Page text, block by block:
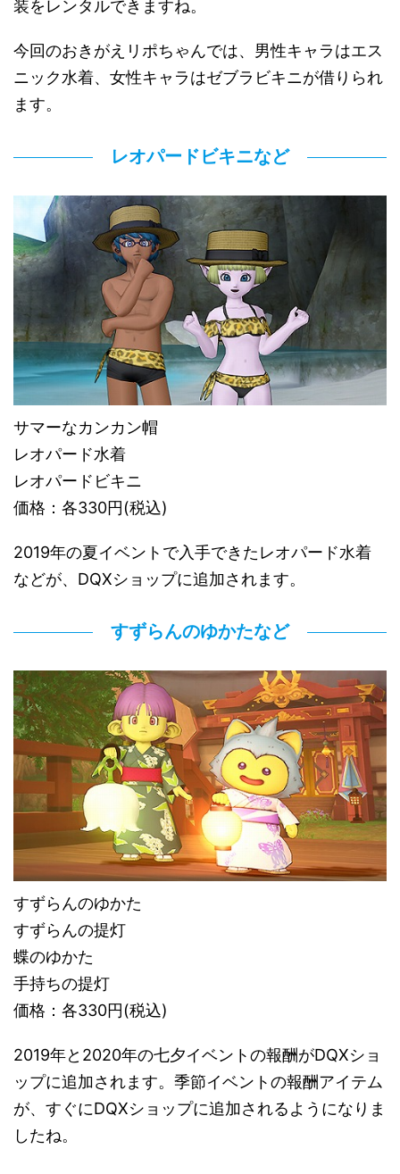
装をレンタルできますね。
今回のおきがえリポちゃんでは、男性キャラはエス
ニック水着、女性キャラはゼブラビキニが借りられ
ます。
レオパードビキニなど
サマーなカンカン帽
レオパード水着
レオパードビキニ
価格：各330円(税込)
2019年の夏イベントで入手できたレオパード水着
などが、DQXショップに追加されます。
すずらんのゆかたなど
すずらんのゆかた
すずらんの提灯
蝶のゆかた
手持ちの提灯
価格：各330円(税込)
2019年と2020年の七夕イベントの報酬がDQXショ
ップに追加されます。季節イベントの報酬アイテム
が、すぐにDQXショップに追加されるようになりま
したね。